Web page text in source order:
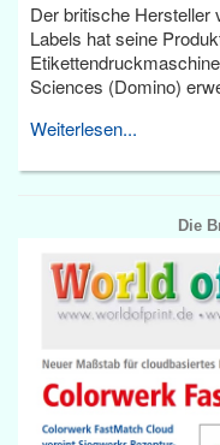
Der britische Hersteller
Labels hat seine
Sciences (Domino)
Weiterlesen...
Die